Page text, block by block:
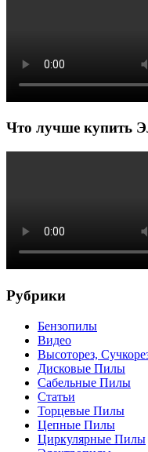
Что лучше купить
Рубрики
Бензопилы
Видео
Высоторез,
Дисковые Пилы
Сабельные Пилы
Статьи
Торцевые Пилы
Цепные Пилы
Циркулярные Пилы